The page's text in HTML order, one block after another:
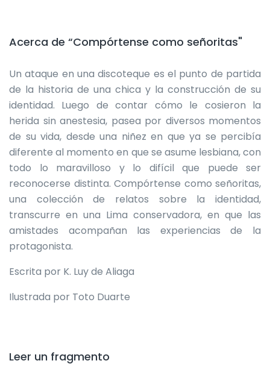
Acerca de “Compórtense como señoritas"
Un ataque en una discoteque es el punto de partida
de la historia de una chica y la construcción de su
identidad. Luego de contar cómo le cosieron la
herida sin anestesia, pasea por diversos momentos
de su vida, desde una niñez en que ya se percibía
diferente al momento en que se asume lesbiana, con
todo lo maravilloso y lo difícil que puede ser
reconocerse distinta. Compórtense como señoritas,
una colección de relatos sobre la identidad,
transcurre en una Lima conservadora, en que las
amistades acompañan las experiencias de la
protagonista.
Escrita por K. Luy de Aliaga
Ilustrada por Toto Duarte
Leer un fragmento